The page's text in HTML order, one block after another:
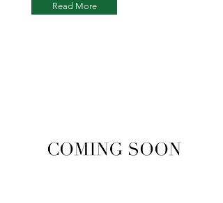
Read More